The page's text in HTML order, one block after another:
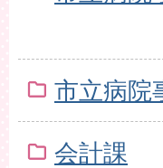
市立病院
会計課